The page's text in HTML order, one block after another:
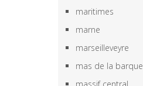
maritimes
marne
marseilleveyre
mas de la barque